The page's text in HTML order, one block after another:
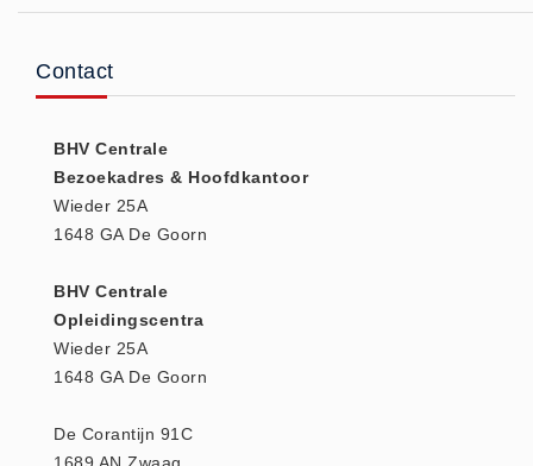
Spieren en gewrichten (0)
Vitamines en mineralen (0)
Eerste Hulp Paneel
Eerste Hulp Paneel (0)
Evacuatie (19)
Noodkoffer (0)
Noodverlichting (1)
Zaklampen (9)
Contact
BHV Centrale
Bezoekadres & Hoofdkantoor
Wieder 25A
1648 GA De Goorn
BHV Centrale
Opleidingscentra
Wieder 25A
1648 GA De Goorn
De Corantijn 91C